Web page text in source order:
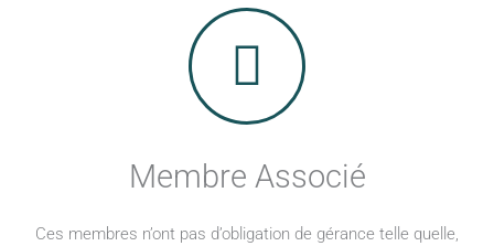
Membre Associé
Ces membres n’ont pas d’obligation de gérance telle quelle,